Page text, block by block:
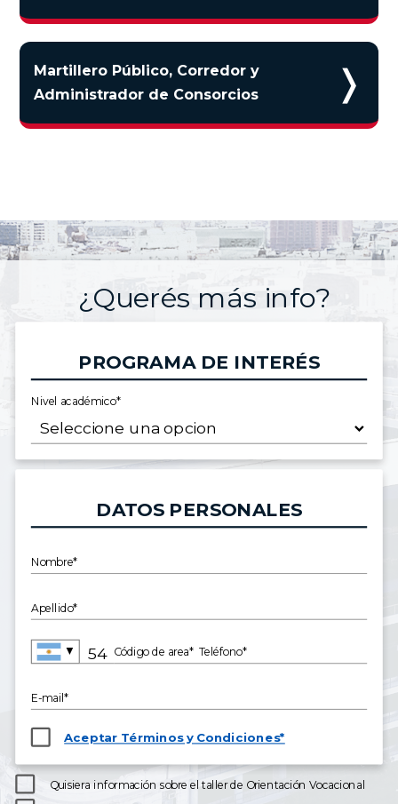
Martillero Público, Corredor y
Administrador de Consorcios
❭
¿Querés más info?
PROGRAMA DE INTERÉS
Nivel académico*
DATOS PERSONALES
Nombre*
Apellido*
▼ Código de area* Teléfono*
E-mail*
Aceptar Términos y Condiciones*
Quisiera información sobre el taller de Orientación Vocacional